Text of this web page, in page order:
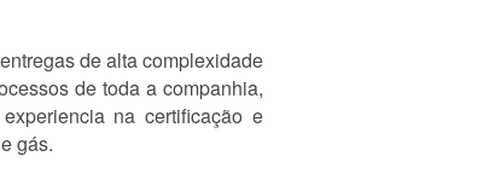
de alta complexidade
de toda a companhia,
na certificação e
gás.